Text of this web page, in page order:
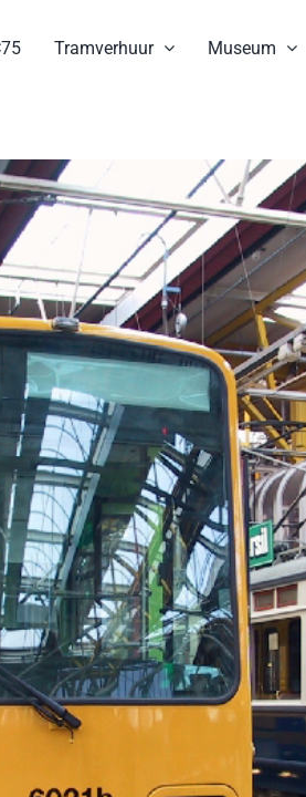
Tramverhuur Museum